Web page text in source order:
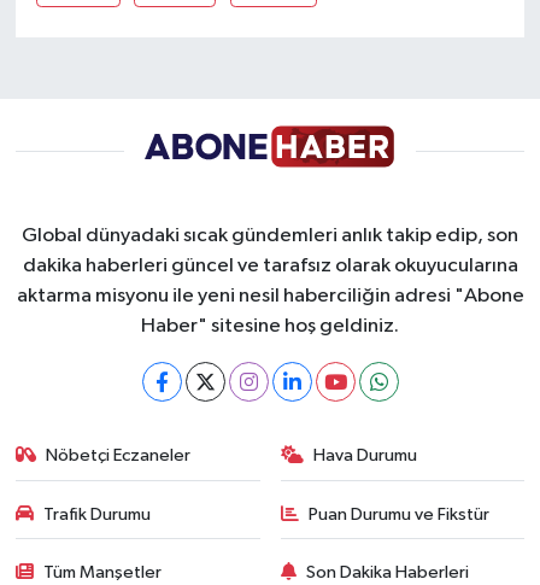
Global dünyadaki sıcak gündemleri anlık takip edip, son
dakika haberleri güncel ve tarafsız olarak okuyucularına
aktarma misyonu ile yeni nesil haberciliğin adresi "Abone
Haber" sitesine hoş geldiniz.
Nöbetçi Eczaneler Hava Durumu
Trafik Durumu Puan Durumu ve Fikstür
Tüm Manşetler Son Dakika Haberleri